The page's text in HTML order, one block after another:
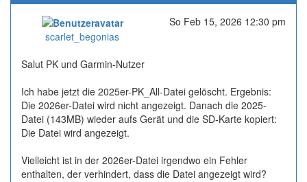
scarlet_begoniasOnline
So Feb 15, 2026 12:30 pm
Salut PK und Garmin-Nutzer
Ich habe jetzt die 2025er-PK_All-Datei gelöscht. Ergebnis:
Die 2026er-Datei wird nicht angezeigt. Danach die 2025-
Datei (143MB) wieder aufs Gerät und die SD-Karte kopiert:
Die Datei wird angezeigt.
Vielleicht ist in der 2026er-Datei irgendwo ein Fehler
enthalten, der verhindert, dass die Datei angezeigt wird?